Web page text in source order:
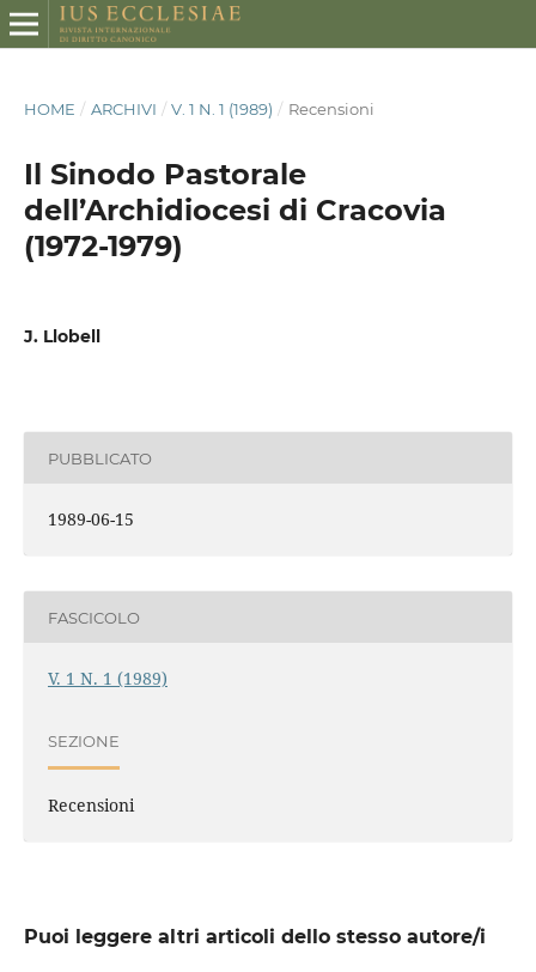
HOME / ARCHIVI / V. 1 N. 1 (1989) / Recensioni
Il Sinodo Pastorale
dell’Archidiocesi di Cracovia
(1972-1979)
J. Llobell
PUBBLICATO
1989-06-15
FASCICOLO
V. 1 N. 1 (1989)
SEZIONE
Recensioni
Puoi leggere altri articoli dello stesso autore/i